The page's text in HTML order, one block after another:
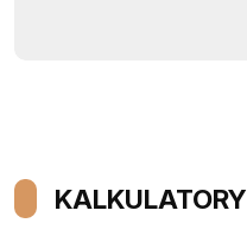
KALKULATORY